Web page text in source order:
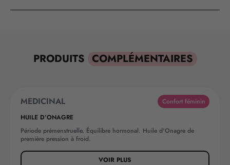
PRODUITS COMPLÉMENTAIRES
MEDICINAL
Confort féminin
HUILE D’ONAGRE
Période prémenstruelle. Équilibre hormonal. Huile d'Onagre de
première pression à froid.
VOIR PLUS